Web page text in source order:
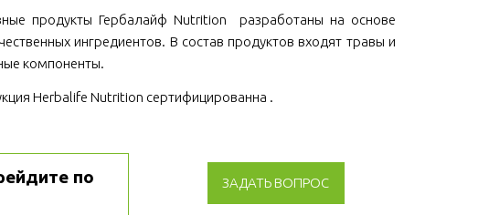
продукты Гербалайф Nutrition разработаны на основе
ингредиентов. В состав продуктов входят травы и
компоненты.
Herbalife Nutrition сертифицированна .
по
ЗАДАТЬ ВОПРОС